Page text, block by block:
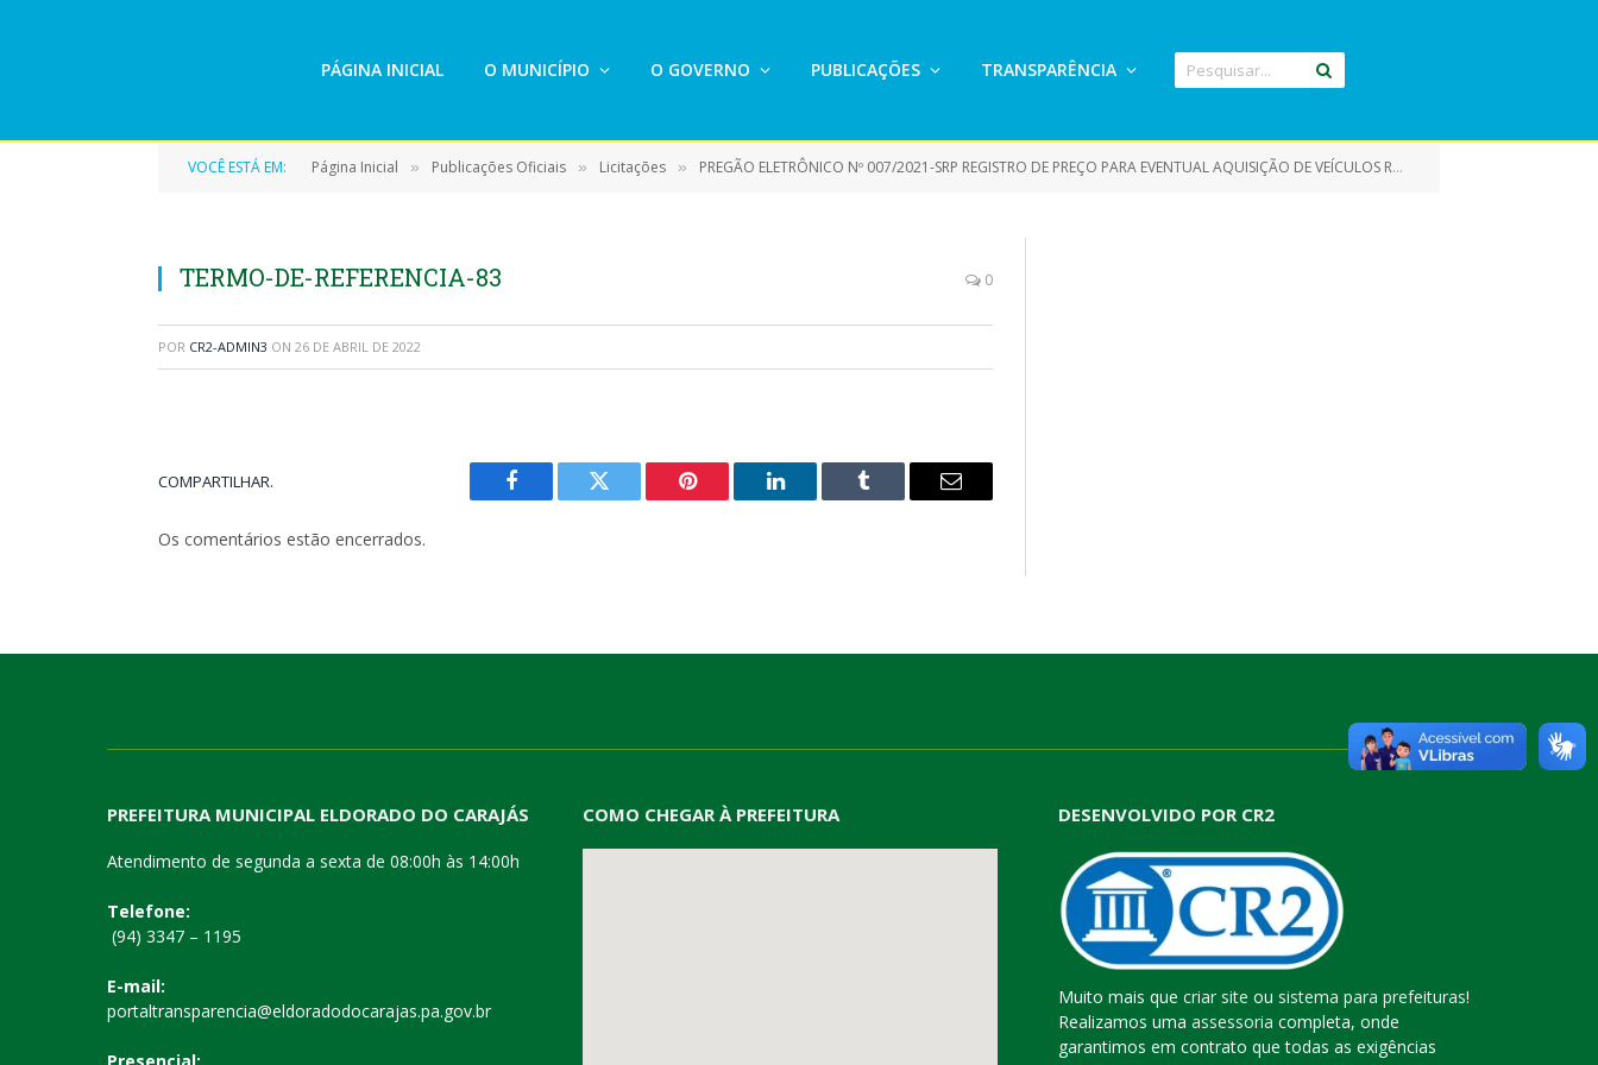
PÁGINA INICIAL O MUNICÍPIO O GOVERNO PUBLICAÇÕES TRANSPARÊNCIA
VOCÊ ESTÁ EM: Página Inicial » Publicações Oficiais » Licitações » PREGÃO ELETRÔNICO Nº 007/2021-SRP REGISTRO DE PREÇO PARA EVENTUAL AQUISIÇÃO DE VEÍCULOS RODOVIÁRIOS, SENDO UM CAMINHÃO TRUCADO COM CAÇAMBA BASCULANTE DE 12M³ E UM CAMINHÃO TOCO COM CAÇAMBA BASCULANTE DE 6M³)
TERMO-DE-REFERENCIA-83 0
POR CR2-ADMIN3 ON 26 DE ABRIL DE 2022
COMPARTILHAR.
Facebook Twitter Pinterest LinkedIn Tumblr
E-
Os comentários estão encerrados.
PREFEITURA MUNICIPAL ELDORADO DO CARAJÁS
Atendimento de segunda a sexta de 08:00h às 14:00h
Telefone:
(94) 3347 – 1195
E-mail:
portaltransparencia@eldoradodocarajas.pa.gov.br
COMO CHEGAR À PREFEITURA DESENVOLVIDO POR CR2
Muito mais que criar site ou sistema para prefeituras!
Realizamos uma assessoria completa, onde
garantimos em contrato que todas as exigências